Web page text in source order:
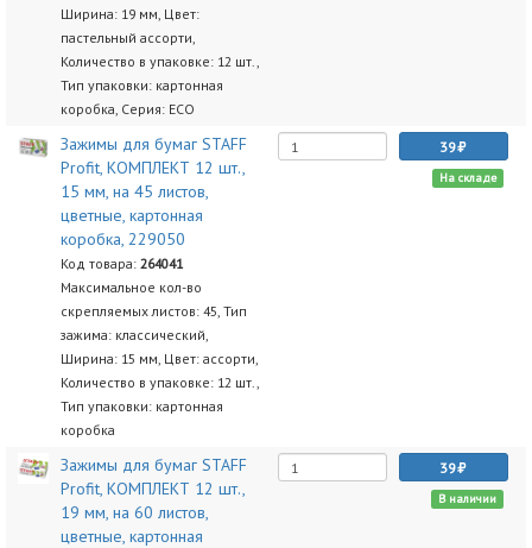
Ширина: 19 мм, Цвет:
пастельный ассорти,
Количество в упаковке: 12 шт.,
Тип упаковки: картонная
коробка, Серия: ECO
Зажимы для бумаг STAFF
Profit, КОМПЛЕКТ 12 шт.,
15 мм, на 45 листов,
цветные, картонная
коробка, 229050
Код товара: 264041
Максимальное кол-во
скрепляемых листов: 45, Тип
зажима: классический,
Ширина: 15 мм, Цвет: ассорти,
Количество в упаковке: 12 шт.,
Тип упаковки: картонная
коробка
39
На складе
Зажимы для бумаг STAFF
Profit, КОМПЛЕКТ 12 шт.,
19 мм, на 60 листов,
цветные, картонная
39
В наличии